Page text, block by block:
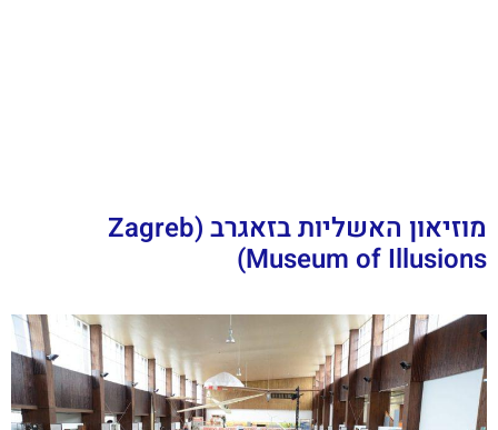
מוזיאון האשליות בזאגרב (Zagreb
Museum of Illusions)